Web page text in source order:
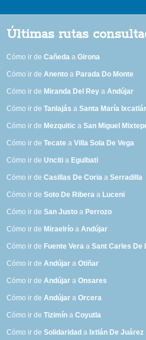
Últimas rutas
Cómo ir deCañeda aGirona
Cómo ir deAnento a Parada Do Monte
Cómo ir de Miranda Del Rey aAndújar
Cómo ir deTanlajás aSanta María
Cómo ir de Mezquitic aSan Miguel
Cómo ir deTecate aVilla Sola De Vega
Cómo ir deUnciti a Egulbati
Cómo ir deCasillas De Coria aSerradilla
Cómo ir deSoto De Ribera a Luceni
Cómo ir deSan Justo a Perrozo
Cómo ir de Miraelrío aAndújar
Cómo ir de Fuente Vera aSant Carles De
Cómo ir deAndújar aOtiñar
Cómo ir deAndújar aOnsares
Cómo ir deAndújar aOrcera
Cómo ir deTizimín aCoyutla
Cómo ir deSolidaridad a Ixtlán De Juárez